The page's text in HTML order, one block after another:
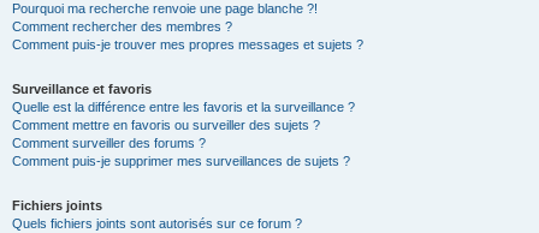
Pourquoi ma recherche renvoie une page blanche ?!
Comment rechercher des membres ?
Comment puis-je trouver mes propres messages et sujets ?
Surveillance et favoris
Quelle est la différence entre les favoris et la surveillance ?
Comment mettre en favoris ou surveiller des sujets ?
Comment surveiller des forums ?
Comment puis-je supprimer mes surveillances de sujets ?
Fichiers joints
Quels fichiers joints sont autorisés sur ce forum ?